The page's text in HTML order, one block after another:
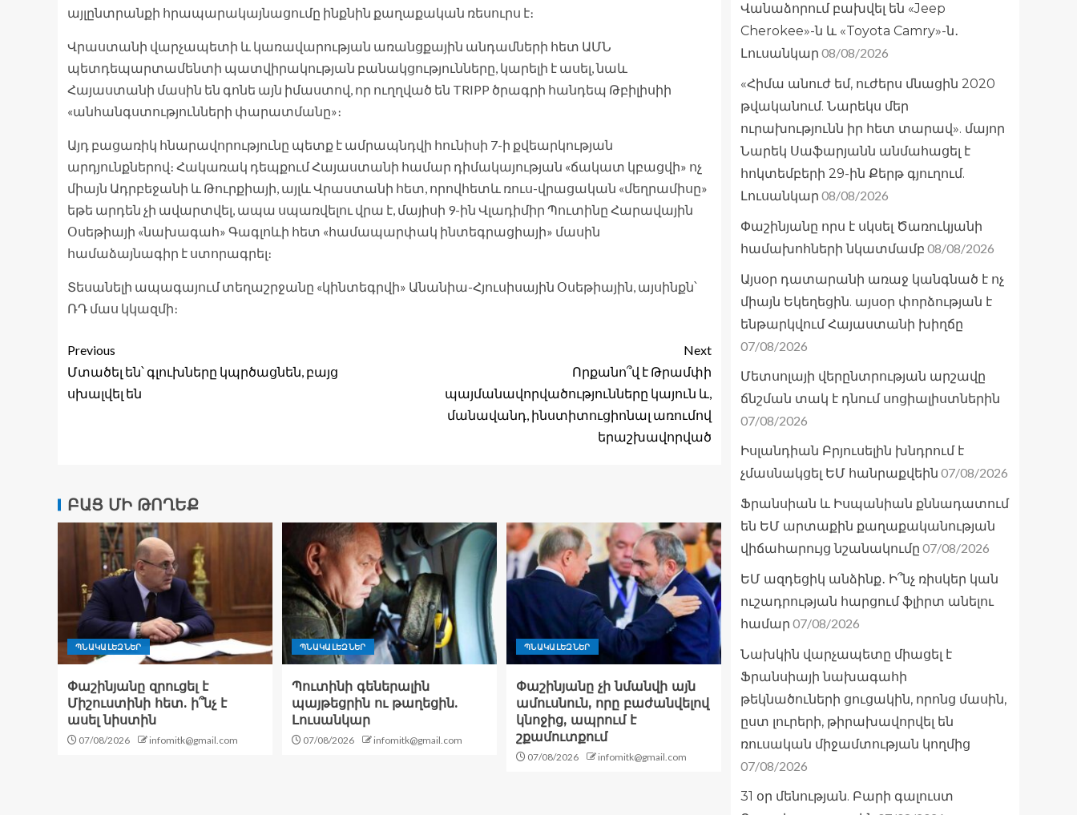
այլընտրանքի հրապարակայնացումը ինքնին քաղաքական ռեսուրս է։
Վրաստանի վարչապետի և կառավարության առանցքային անդամների հետ ԱՄՆ
պետդեպարտամենտի պատվիրակության բանակցությունները, կարելի է ասել, նաև
Հայաստանի մասին են գոնե այն իմաստով, որ ուղղված են TRIPP ծրագրի հանդեպ Թբիլիսիի
«անհանգստությունների փարատմանը»։
Այդ բացառիկ հնարավորությունը պետք է ամրապնդվի հունիսի 7-ի քվեարկության
արդյունքներով։ Հակառակ դեպքում Հայաստանի համար դիմակայության «ճակատ կբացվի» ոչ
միայն Ադրբեջանի և Թուրքիայի, այլև Վրաստանի հետ, որովհետև ռուս-վրացական «մեղրամիսը»
եթե արդեն չի ավարտվել, ապա սպառվելու վրա է, մայիսի 9-ին Վլադիմիր Պուտինը Հարավային
Օսեթիայի «նախագահ» Գագլոևի հետ «համապարփակ ինտեգրացիայի» մասին
համաձայնագիր է ստորագրել։
Տեսանելի ապագայում տեղաշրջանը «կինտեգրվի» Անանիա-Հյուսիսային Օսեթիային, այսինքն՝
ՌԴ մաս կկազմի։
Previous
Մտածել են՝ գլուխները կպրծացնեն, բայց
սխալվել են
Next
Որքանո՞վ է Թրամփի
պայմանավորվածությունները կայուն և,
մանավանդ, ինստիտուցիոնալ առումով
երաշխավորված
ԲԱՑ ՄԻ ԹՈՂԵՔ
ՊՆԱԿԱԼԵԶՆԵՐ
Փաշինյանը զրուցել է
Միշուստինի հետ. ի՞նչ է
ասել նիստին
07/08/2026 infomitk@gmail.com
ՊՆԱԿԱԼԵԶՆԵՐ
Պուտինի գեներալին
պայթեցրին ու թաղեցին.
Լուսանկար
07/08/2026 infomitk@gmail.com
ՊՆԱԿԱԼԵԶՆԵՐ
Փաշինյանը չի նմանվի այն
ամուսնուն, որը բաժանվելով
կնոջից, ապրում է
շքամուտքում
07/08/2026 infomitk@gmail.com
Վանաձորում բախվել են «Jeep
Cherokee»-ն և «Toyota Camry»-ն․
Լուսանկար 08/08/2026
«Հիմա անուժ եմ, ուժերս մնացին 2020
թվականում. Նարեկս մեր
ուրախությունն իր հետ տարավ». մայոր
Նարեկ Սաֆարյանն անմահացել է
հոկտեմբերի 29-ին Քերթ գյուղում.
Լուսանկար 08/08/2026
Փաշինյանը որս է սկսել Ծառուկյանի
համախոհների նկատմամբ 08/08/2026
Այսօր դատարանի առաջ կանգնած է ոչ
միայն Եկեղեցին. այսօր փորձության է
ենթարկվում Հայաստանի խիղճը
07/08/2026
Մետսոլայի վերընտրության արշավը
ճնշման տակ է դնում սոցիալիստներին
07/08/2026
Իսլանդիան Բրյուսելին խնդրում է
չմասնակցել ԵՄ հանրաքվեին 07/08/2026
Ֆրանսիան և Իսպանիան քննադատում
են ԵՄ արտաքին քաղաքականության
վիճահարույց նշանակումը 07/08/2026
ԵՄ ազդեցիկ անձինք․ Ի՞նչ ռիսկեր կան
ուշադրության հարցում ֆլիրտ անելու
համար 07/08/2026
Նախկին վարչապետը միացել է
Ֆրանսիայի նախագահի
թեկնածուների ցուցակին, որոնց մասին,
ըստ լուրերի, թիրախավորվել են
ռուսական միջամտության կողմից
07/08/2026
31 օր մենության. Բարի գալուստ